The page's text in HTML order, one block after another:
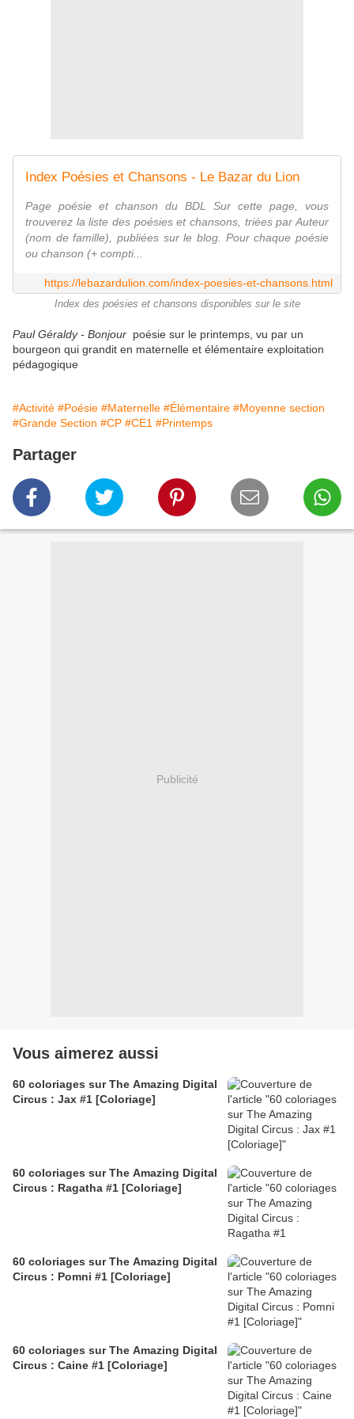
Index Poésies et Chansons - Le Bazar du Lion
Page poésie et chanson du BDL Sur cette page, vous
trouverez la liste des poésies et chansons, triées par Auteur
(nom de famille), publiées sur le blog. Pour chaque poésie
ou chanson (+ compti...
https://lebazardulion.com/index-poesies-et-chansons.html
Index des poésies et chansons disponibles sur le site
Paul Géraldy - Bonjour poésie sur le printemps, vu par un
bourgeon qui grandit en maternelle et élémentaire exploitation
pédagogique
#Activité #Poésie #Maternelle #Élémentaire #Moyenne section
#Grande Section #CP #CE1 #Printemps
Partager
Publicité
Vous aimerez aussi
60 coloriages sur The Amazing Digital
Circus : Jax #1 [Coloriage]
60 coloriages sur The Amazing Digital
Circus : Ragatha #1 [Coloriage]
60 coloriages sur The Amazing Digital
Circus : Pomni #1 [Coloriage]
60 coloriages sur The Amazing Digital
Circus : Caine #1 [Coloriage]